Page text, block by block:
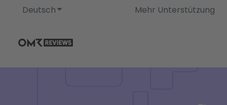
DeutschUntermenü für Übersetzungen anzeigen
Mehr Unterstützung